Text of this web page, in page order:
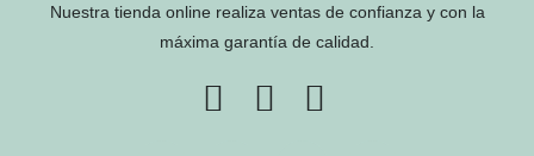
Nuestra tienda online realiza ventas de confianza y con la
máxima garantía de calidad.